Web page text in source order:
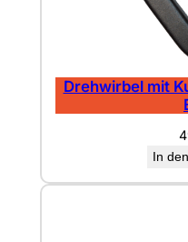
Drehwirbel mit
In